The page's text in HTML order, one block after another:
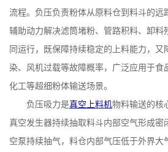
流程。负压负责粉体从原料仓到料斗的远
辅助动力解决滤筒堵粉、管路积料、卸料
同运行，既保障持续稳定的上料能力，又
染、风机过载等故障概率，广泛应用于食
化工等超细粉体输送场景。
负压吸力是真空上料机物料输送的核
真空发生器持续抽取料斗内部空气形成密
空泵持续抽气，料仓内部气压低于外界大